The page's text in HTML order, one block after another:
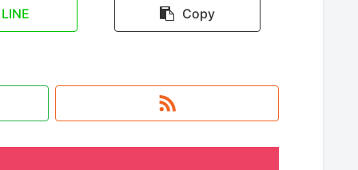
LINE Copy